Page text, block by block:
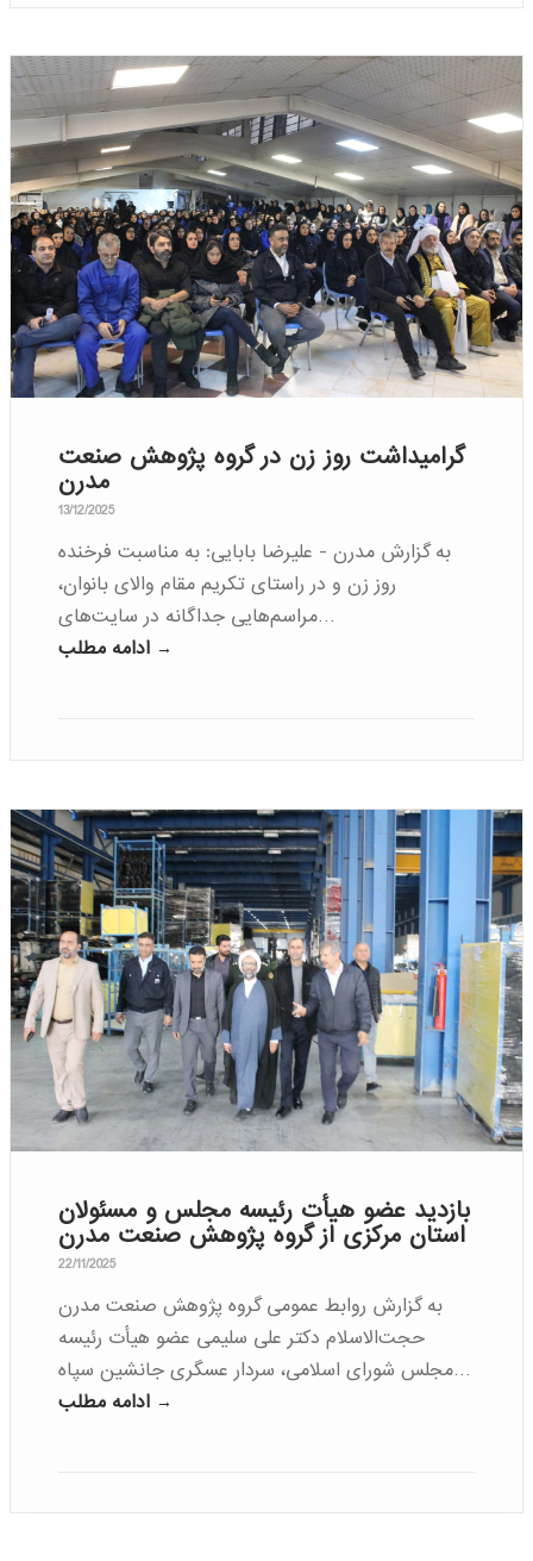
گرامیداشت روز زن در گروه پژوهش صنعت
مدرن
13/12/2025
به گزارش مدرن - علیرضا بابایی: به مناسبت فرخنده
روز زن و در راستای تکریم مقام والای بانوان،
مراسم‌هایی جداگانه در سایت‌های…
ادامه مطلب →
بازدید عضو هیأت رئیسه مجلس و مسئولان
استان مرکزی از گروه پژوهش صنعت مدرن
22/11/2025
به گزارش روابط عمومی گروه پژوهش صنعت مدرن
حجت‌الاسلام دکتر علی سلیمی عضو هیأت رئیسه
مجلس شورای اسلامی، سردار عسگری جانشین سپاه…
ادامه مطلب →